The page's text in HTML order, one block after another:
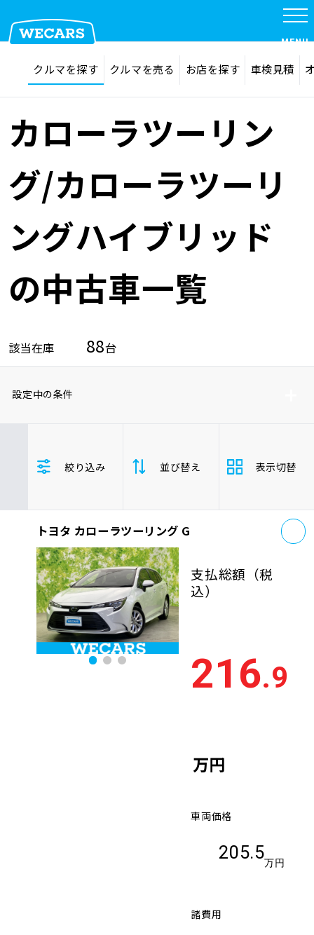
在庫検索 サイト内検索
MENU
クルマを探す
車検見積
オイル交換・点検・整備予約
お役立ち情報
0120-733-500
クルマを探す クルマを売る お店を探す 車検見積
カローラツーリン
グ/カローラツーリ
ングハイブリッド
の中古車一覧
該当在庫 88台
設定中の条件
ホンダ
マツダ
ミツビシ
カローラツーリング/カローラツーリングハイ
ブリッド
ステーションワゴン
絞り込み 並び替え
支払総
額
安い順 高
年式 新しい順
走行距
離
少ない順
排気量 大きい順 小さ
表示切替
トヨタ カローラツーリング G
支払総額 （税
込）
216.9
万円
車両価格
205.5
万円
諸費用